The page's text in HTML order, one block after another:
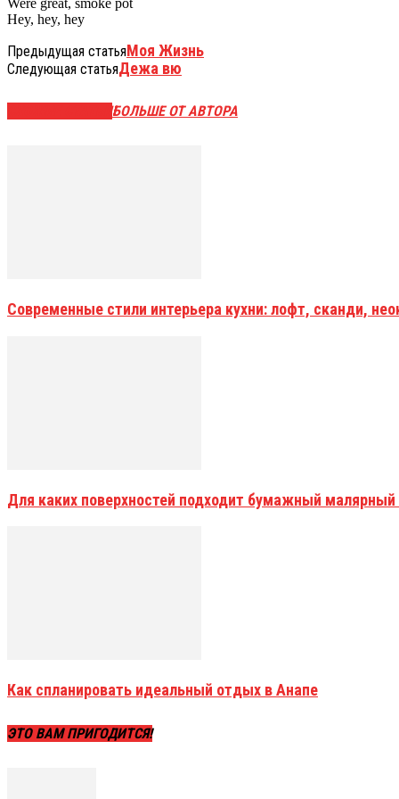
Hey, hey, hey
Предыдущая статьяМоя Жизнь
Следующая статьяДежа вю
БОЛЬШЕ ОТ АВТОРА
Современные стили интерьера кухни: лофт, сканди,
Для каких поверхностей подходит бумажный малярный
Как спланировать идеальный отдых в Анапе
ЭТО ВАМ ПРИГОДИТСЯ!